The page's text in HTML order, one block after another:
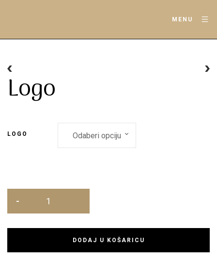
MENU
Logo
LOGO
DODAJ U KOŠARICU